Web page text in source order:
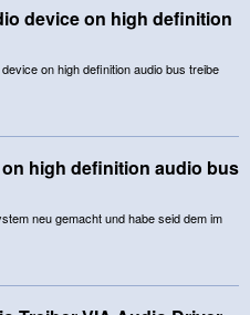
device on high definition
on high definition audio bus treibe
high definition audio bus
neu gemacht und habe seid dem im